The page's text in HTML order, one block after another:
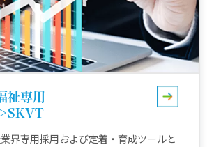
祉専用
SKVT
界専用採用および定着・育成ツールと